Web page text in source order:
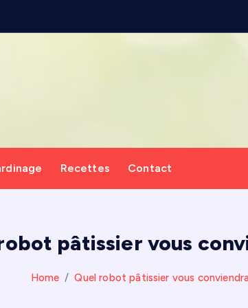
Recettes Contact
pâtissier vous
Home Quel robot pâtissier vous